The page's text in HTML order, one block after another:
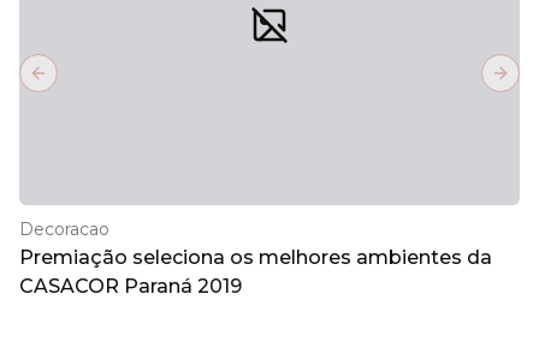
Decoracao
Premiação seleciona os melhores ambientes da
CASACOR Paraná 2019
Previous slide